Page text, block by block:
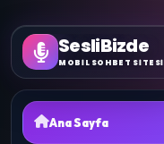
SesliBizde
MOBİL SOHBET SİTESİ
Ana Sayfa